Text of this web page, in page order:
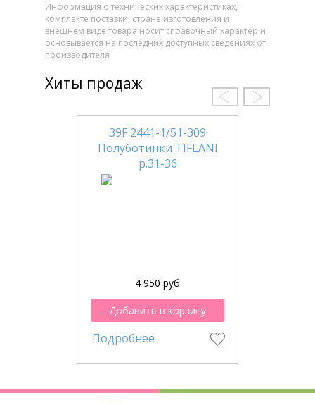
Информация о технических характеристиках,
комплекте поставки, стране изготовления и
внешнем виде товара носит справочный характер и
основывается на последних доступных сведениях от
производителя
Хиты продаж
39F 2441-1/51-309
Полуботинки TIFLANI
р.31-36
4 950 руб
Добавить в корзину
Подробнее